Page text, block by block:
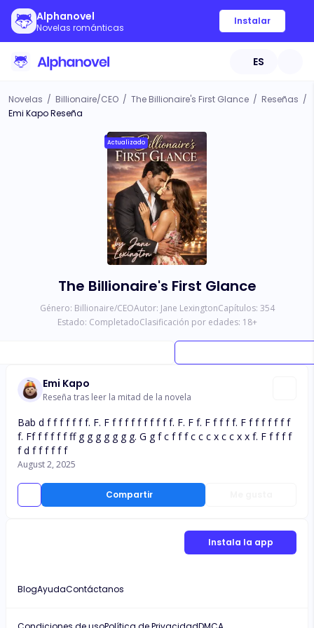
Alphanovel
Novelas románticas
Instalar
ES
Novelas / Billionaire/CEO / The Billionaire's First Glance / Reseñas /
Emi Kapo Reseña
Actualizado
The Billionaire's First Glance
Género: Billionaire/CEOAutor: Jane LexingtonCapítulos: 354
Estado: CompletadoClasificación por edades: 18+
Emi Kapo
Reseña tras leer la mitad de la novela
Compartir
Bab d f f f f f f f. F. F f f f f f f f f f f. F. F f. F f f f f. F f f f f f f f
f. Ff f f f f f ff g g g g g g g. G g f c f f f c c c x c c x x f. F f f f f
f d f f f f f f
August 2, 2025
Instala la app
BlogAyudaContáctanos